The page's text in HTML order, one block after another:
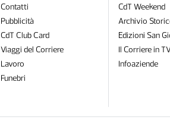
Contatti
Pubblicità
CdT Club Card
Viaggi del Corriere
Lavoro
Funebri
CdT Weekend
Archivio
Edizioni San
Il Corriere in
Infoaziende